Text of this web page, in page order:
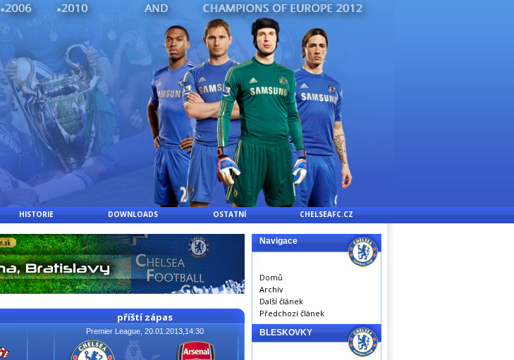
HISTORIE DOWNLOADS OSTATNÍ CHELSEAFC.CZ
příští zápas
Premier League, 20.01.2013,14:30
Navigace
Domů
Archív
Další článek
Předchozí článek
BLESKOVKY